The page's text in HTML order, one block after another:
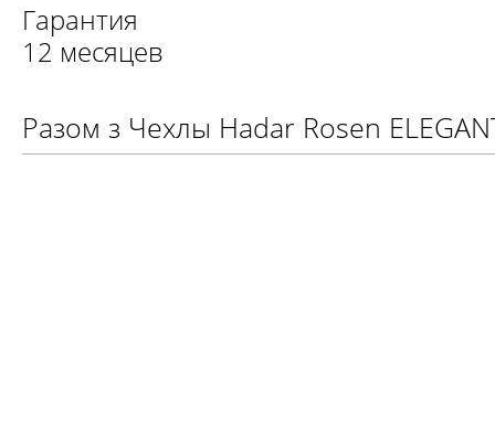
Гарантия
12 месяцев
Разом з Чехлы Hadar Rosen